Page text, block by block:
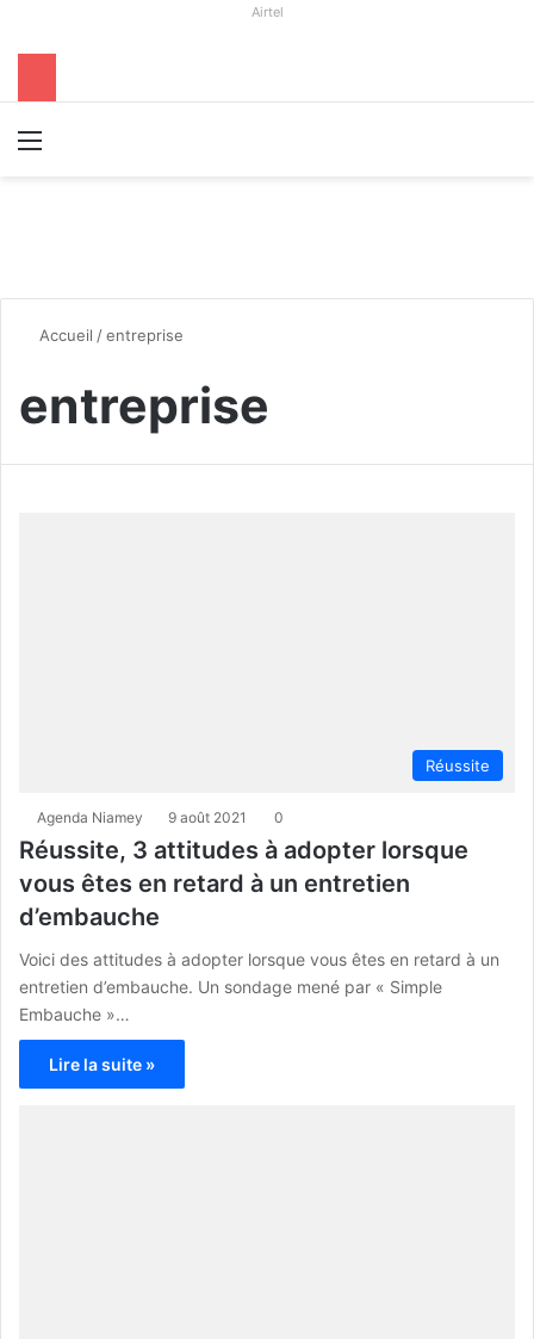
Airtel
Accueil /entreprise
entreprise
Réussite
Agenda Niamey 9 août 2021 0
Réussite, 3 attitudes à adopter lorsque
vous êtes en retard à un entretien
d’embauche
Voici des attitudes à adopter lorsque vous êtes en retard à un
entretien d’embauche. Un sondage mené par « Simple
Embauche »…
Lire la suite »